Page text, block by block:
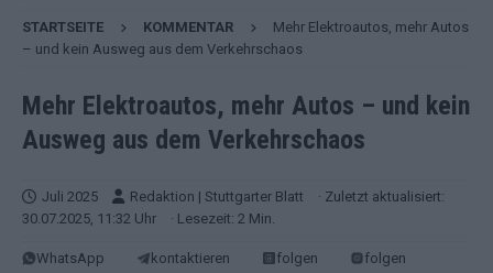
STARTSEITE KOMMENTAR
Mehr Elektroautos, mehr Autos
– und kein Ausweg aus dem Verkehrschaos
Mehr Elektroautos, mehr Autos – und kein
Ausweg aus dem Verkehrschaos
Juli 2025 Redaktion | Stuttgarter Blatt
· Zuletzt aktualisiert:
30.07.2025, 11:32 Uhr
· Lesezeit: 2 Min.
WhatsApp kontaktieren folgen
folgen